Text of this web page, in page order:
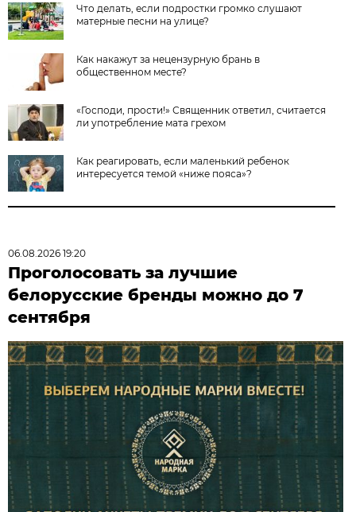
Что делать, если подростки громко слушают
матерные песни на улице?
Как накажут за нецензурную брань в
общественном месте?
«Господи, прости!» Священник ответил, считается
ли употребление мата грехом
Как реагировать, если маленький ребенок
интересуется темой «ниже пояса»?
06.08.2026 19:20
Проголосовать за лучшие
белорусские бренды можно до 7
сентября